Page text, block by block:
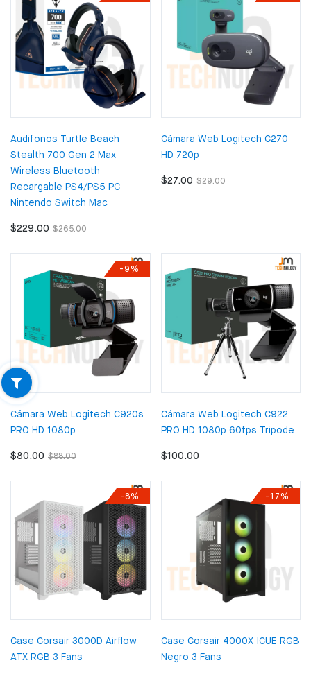
Audifonos Turtle Beach
Stealth 700 Gen 2 Max
Wireless Bluetooth
Recargable PS4/PS5 PC
Nintendo Switch Mac
$229.00 $265.00
Cámara Web Logitech C270
HD 720p
$27.00 $29.00
-9%
Cámara Web Logitech C920s
PRO HD 1080p
$80.00 $88.00
Cámara Web Logitech C922
PRO HD 1080p 60fps Tripode
$100.00
-8%
Case Corsair 3000D Airflow
ATX RGB 3 Fans
-17%
Case Corsair 4000X ICUE RGB
Negro 3 Fans